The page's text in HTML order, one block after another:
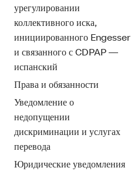
урегулировании
коллективного иска,
инициированного Engesser
и связанного с CDPAP —
испанский
Права и обязанности
Уведомление о
недопущении
дискриминации и услугах
перевода
Юридические уведомления